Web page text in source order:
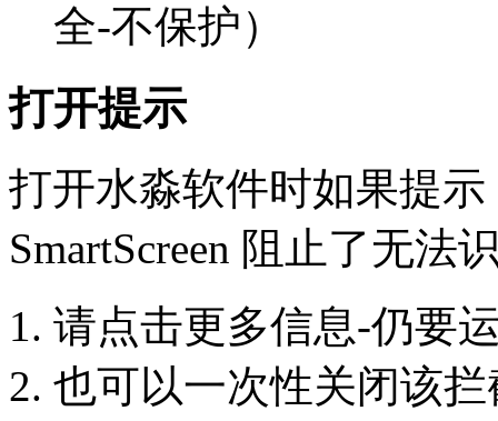
全-不保护）
打开提示
打开水淼软件时如果提示
SmartScreen 阻止了无法
请点击更多信息-仍要
也可以一次性关闭该